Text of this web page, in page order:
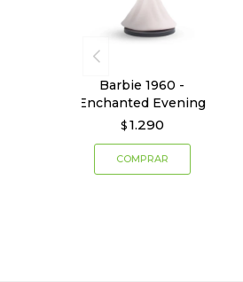
Barbie 1960 -
Enchanted Evening
$ 1.290